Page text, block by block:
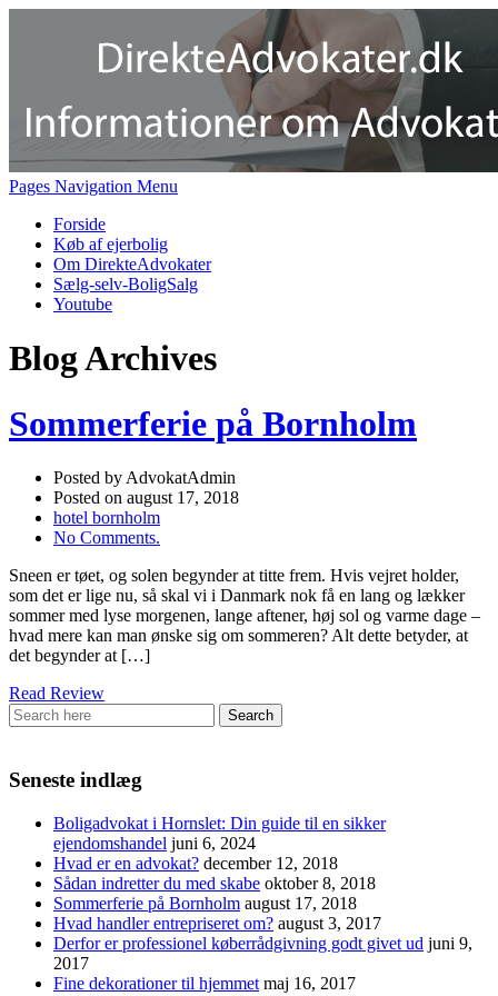
Pages Navigation Menu
Forside
Køb af ejerbolig
Om DirekteAdvokater
Sælg-selv-BoligSalg
Youtube
Blog Archives
Sommerferie på Bornholm
Posted by AdvokatAdmin
Posted on august 17, 2018
hotel bornholm
No Comments.
Sneen er tøet, og solen begynder at titte frem. Hvis vejret holder,
som det er lige nu, så skal vi i Danmark nok få en lang og lækker
sommer med lyse morgenen, lange aftener, høj sol og varme dage –
hvad mere kan man ønske sig om sommeren? Alt dette betyder, at
det begynder at […]
Read Review
Seneste indlæg
Boligadvokat i Hornslet: Din guide til en sikker
ejendomshandel juni 6, 2024
Hvad er en advokat? december 12, 2018
Sådan indretter du med skabe oktober 8, 2018
Sommerferie på Bornholm august 17, 2018
Hvad handler entrepriseret om? august 3, 2017
Derfor er professionel køberrådgivning godt givet ud juni 9,
2017
Fine dekorationer til hjemmet maj 16, 2017